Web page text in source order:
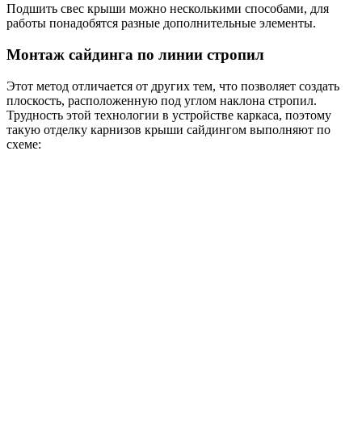
Подшить свес крыши можно несколькими способами, для
работы понадобятся разные дополнительные элементы.
Монтаж сайдинга по линии стропил
Этот метод отличается от других тем, что позволяет создать
плоскость, расположенную под углом наклона стропил.
Трудность этой технологии в устройстве каркаса, поэтому
такую отделку карнизов крыши сайдингом выполняют по
схеме: